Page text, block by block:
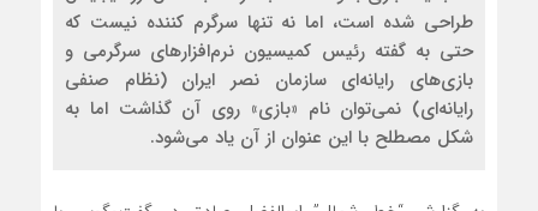
طراحی شده است، اما نه تنها سرگرم کننده نیست که
حتی به گفته رئیس کمیسیون نرم‌افزارهای سرگرمی و
بازی‌های رایانه‌ای سازمان نصر ایران (نظام صنفی
رایانه‌ای) نمی‌توان نام «بازی» روی آن گذاشت اما به
شکل مصطلح با این عنوان از آن یاد می‌شود.